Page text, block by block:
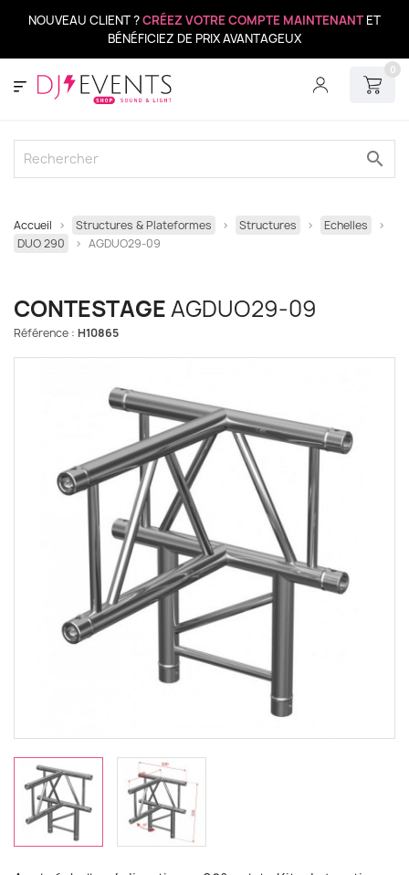
NOUVEAU CLIENT ?CRÉEZ VOTRE COMPTE MAINTENANT ET
BÉNÉFICIEZ DE PRIX AVANTAGEUX
0
search
Accueil Structures & Plateformes Structures
Echelles
DUO 290
AGDUO29-09
CONTESTAGEAGDUO29-09
Référence : H10865